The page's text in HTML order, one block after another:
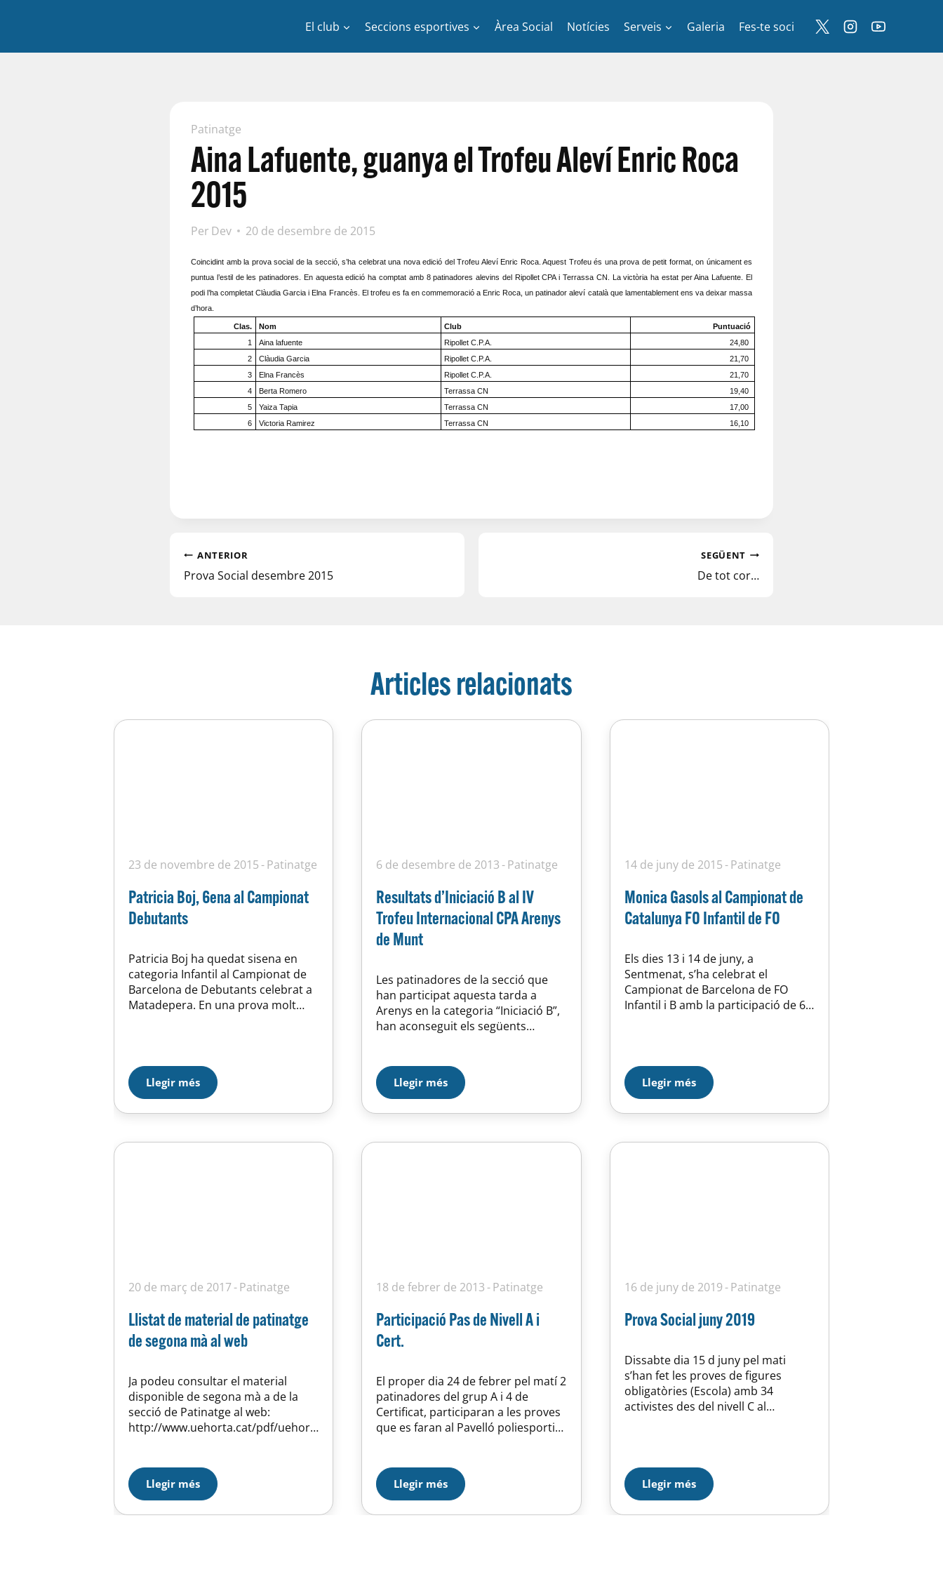
El club Seccions esportives Àrea Social Notícies Serveis Galeria Fes-te soci
Patinatge
Aina Lafuente, guanya el Trofeu Aleví Enric Roca
2015
Per Dev 20 de desembre de 2015
Coincidint amb la prova social de la secció, s’ha celebrat una nova edició del Trofeu Aleví Enric Roca. Aquest Trofeu és una prova de petit format, on únicament es
puntua l’estil de les patinadores. En aquesta edició ha comptat amb 8 patinadores alevins del Ripollet CPAi Terrassa CN . La victòria ha estat per Aina Lafuente. El
podi l’ha completat Clàudia Garcia i Elna Francès . El trofeu es fa en commemoració a Enric Roca, un patinador aleví català que lamentablement ens va deixar massa
d’hora.
Clas. Nom Club
Puntuació
1
Aina lafuente Ripollet C.P.A.
24,80
2
Clàudia Garcia Ripollet C.P.A.
21,70
3
Elna Francès Ripollet C.P.A.
21,70
4
Berta Romero Terrassa CN
19,40
5
Yaiza Tapia Terrassa CN
17,00
6
Victoria Ramirez Terrassa CN 16,10
ANTERIOR
Prova Social desembre 2015
SEGÜENT
De tot cor…
Articles relacionats
23 de novembre de 2015 Patinatge
Patricia Boj, 6ena al Campionat
Debutants
Patricia Boj ha quedat sisena en
categoria Infantil al Campionat de
Barcelona de Debutants celebrat a
Matadepera. En una prova molt
estat guanyada per Jana Vallve del
MALGRAT APA amb 100,50pts,
seguida de Laia Tortajada de LA
GARRIGA CP amb…
Llegir més
6 de desembre de 2013 Patinatge
Resultats d’Iniciació B al IV
Trofeu Internacional CPA Arenys
de Munt
Les patinadores de la secció que
han participat aquesta tarda a
Arenys en la categoria “Iniciació B”,
han aconseguit els següents
Heras, 24ª Marta Ramírez, 26ª
Ariadna Giralt, 27ª Marina Costa i
29ª Mariona Raurich. La prova, que
ha tingut un bon nivell i gran…
Llegir més
14 de juny de 2015 Patinatge
Monica Gasols al Campionat de
Catalunya FO Infantil de FO
Els dies 13 i 14 de juny, a
Sentmenat, s’ha celebrat el
Campionat de Barcelona de FO
Infantil i B amb la participació de 6
Laura Carrillo acaben en 7ena i
8ena posició respectivament. Per la
tarda en…
Llegir més
20 de març de 2017 Patinatge
Llistat de material de patinatge
de segona mà al web
Ja podeu consultar el material
disponible de segona mà a de la
secció de Patinatge al web:
http://www.uehorta.cat/pdf/uehort
actualitzant a mesura que hi hagi
canvis. Si esteu interessats en
alguna cosa podeu contactar
directament amb el propietari per
Llegir més
18 de febrer de 2013 Patinatge
Participació Pas de Nivell A i
Cert.
El proper dia 24 de febrer pel matí 2
patinadores del grup A i 4 de
Certificat, participaran a les proves
que es faran al Pavelló poliesportiu
Pérez Nivell CTF de FO: Júlia Simó,
Natalia Cabezas i Maria Medina.
Finalment…
Llegir més
16 de juny de 2019 Patinatge
Prova Social juny 2019
Dissabte dia 15 d juny pel mati
s’han fet les proves de figures
obligatòries (Escola) amb 34
activistes des del nivell C al
petites (E) han fet la seva primera
competició per mostrar els seus
progressos. Al finalitzar…
Llegir més